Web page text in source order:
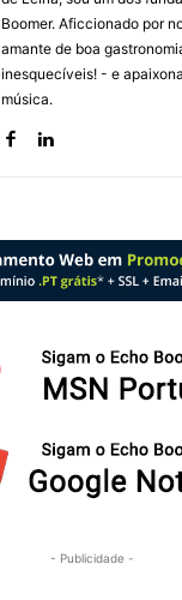
Boomer. Aficcionado por
amante de boa
inesquecíveis! - e
música.
- Publicidade -